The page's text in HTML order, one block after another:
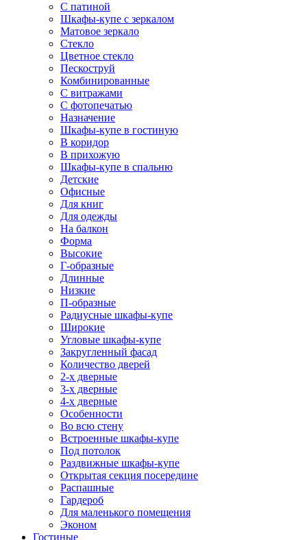
С патиной
Шкафы-купе с зеркалом
Матовое зеркало
Стекло
Цветное стекло
Пескоструй
Комбинированные
С витражами
С фотопечатью
Назначение
Шкафы-купе в гостиную
В коридор
В прихожую
Шкафы-купе в спальню
Детские
Офисные
Для книг
Для одежды
На балкон
Форма
Высокие
Г-образные
Длинные
Низкие
П-образные
Радиусные шкафы-купе
Широкие
Угловые шкафы-купе
Закругленный фасад
Количество дверей
2-х дверные
3-х дверные
4-х дверные
Особенности
Во всю стену
Встроенные шкафы-купе
Под потолок
Раздвижные шкафы-купе
Открытая секция посередине
Распашные
Гардероб
Для маленького помещения
Эконом
Гостиные